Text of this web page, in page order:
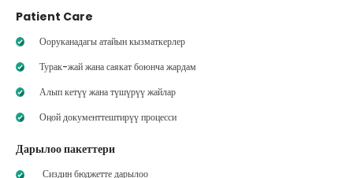
Patient Care
Ооруканадагы атайын кызматкерлер
Турак-жай жана саякат боюнча жардам
Алып кетүү жана түшүрүү жайлар
Оңой документтештирүү процесси
Дарылоо пакеттери
Сиздин бюджетте дарылоо